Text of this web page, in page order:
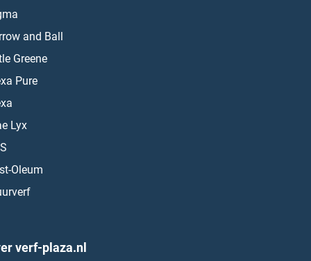
and Ball
Greene
Pure
Lyx
Oleum
verf-plaza.nl